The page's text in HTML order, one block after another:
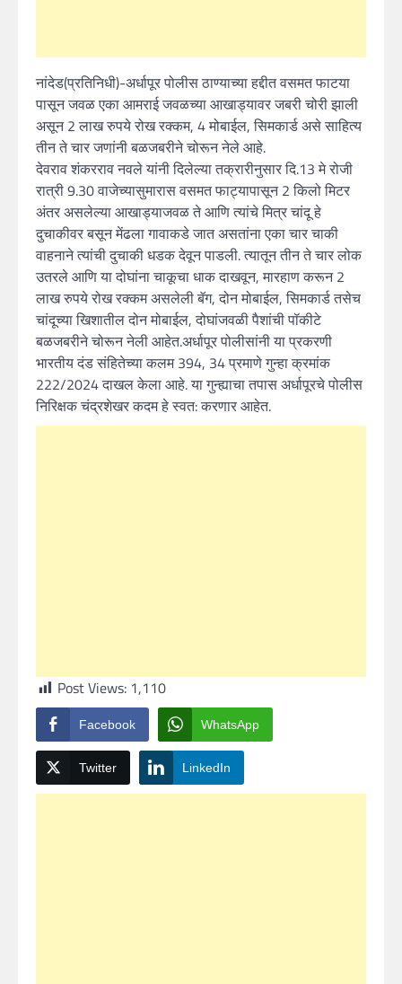
नांदेड(प्रतिनिधी)-अर्धापूर पोलीस ठाण्याच्या हद्दीत वसमत फाटया
पासून जवळ एका आमराई जवळच्या आखाड्यावर जबरी चोरी झाली
असून 2 लाख रुपये रोख रक्कम, 4 मोबाईल, सिमकार्ड असे साहित्य
तीन ते चार जणांनी बळजबरीने चोरून नेले आहे.
देवराव शंकरराव नवले यांनी दिलेल्या तक्रारीनुसार दि.13 मे रोजी
रात्री 9.30 वाजेच्यासुमारास वसमत फाट्यापासून 2 किलो मिटर
अंतर असलेल्या आखाड्याजवळ ते आणि त्यांचे मित्र चांदू हे
दुचाकीवर बसून मेंढला गावाकडे जात असतांना एका चार चाकी
वाहनाने त्यांची दुचाकी धडक देवून पाडली. त्यातून तीन ते चार लोक
उतरले आणि या दोघांना चाकूचा धाक दाखवून, मारहाण करून 2
लाख रुपये रोख रक्कम असलेली बॅग, दोन मोबाईल, सिमकार्ड तसेच
चांदूच्या खिशातील दोन मोबाईल, दोघांजवळी पैशांची पॉकीटे
बळजबरीने चोरून नेली आहेत.अर्धापूर पोलीसांनी या प्रकरणी
भारतीय दंड संहितेच्या कलम 394, 34 प्रमाणे गुन्हा क्रमांक
222/2024 दाखल केला आहे. या गुन्ह्याचा तपास अर्धापूरचे पोलीस
निरिक्षक चंद्रशेखर कदम हे स्वत: करणार आहेत.
Post Views: 1,110
Facebook WhatsApp
Twitter LinkedIn